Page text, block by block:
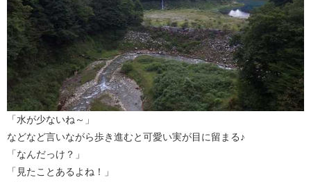
「水が少ないね～」
などなど言いながら歩き進むと可愛い実が目に留まる♪
「なんだっけ？」
「見たことあるよね！」